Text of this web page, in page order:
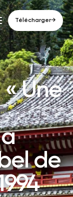
Télécharger→
Une
de